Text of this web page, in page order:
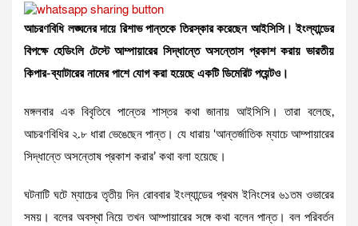
আচরণবিধি লঙ্ঘনের দায়ে রিশাভ পান্তকে তিরস্কার করেছেন আইসিসি। ইংল্যান্ডের
বিপক্ষে হেডিংলি টেস্টে আম্পায়ারের সিদ্ধান্তে অসন্তোস প্রকাশ করায় ভারতীয়
কিপার-ব্যাটারের নামের পাশে যোগ করা হয়েছে একটি ডিমেরিট পয়েন্টও।
মঙ্গলবার এক বিবৃতিবে পান্তের শাস্তর কথা জানায় আইসিসি। তারা বলেছে,
আচরণবিধির ২.৮ ধারা ভেঙেছেন পান্ত। যে ধারায় ‘আন্তর্জাতিক ম্যাচে আম্পায়ারের
সিদ্ধান্তে অসন্তোষ প্রকাশ করার’ কথা বলা হয়েছে।
ঘটনাটি ঘটে ম্যাচের তৃতীয় দিন রোববার ইংল্যান্ডের প্রথম ইনিংসের ৬১তম ওভারের
সময়। বলের অবস্থা নিয়ে তখন আম্পায়ারের সঙ্গে কথা বলেন পান্ত। বল পরিবর্তন